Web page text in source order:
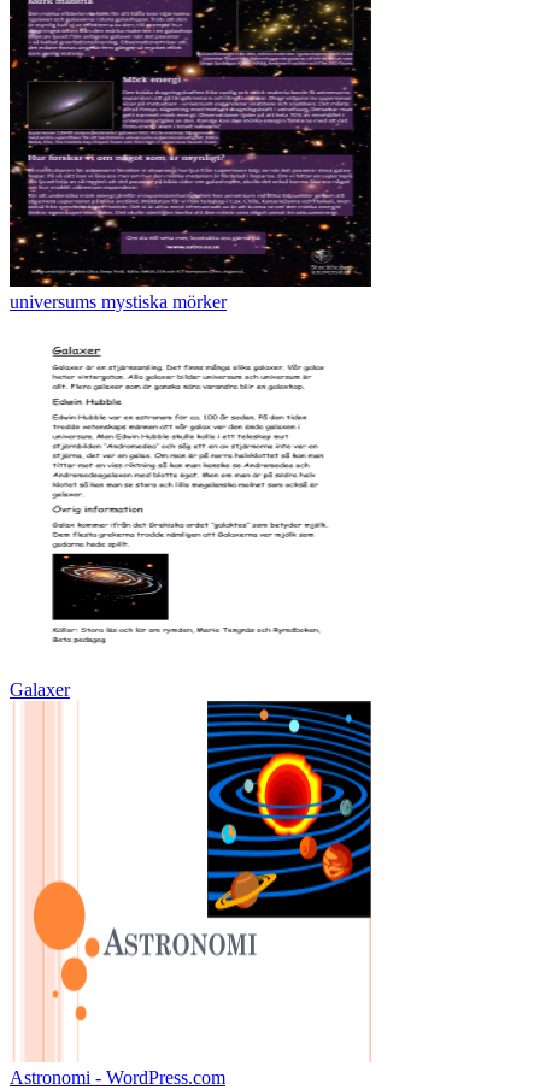
universums mystiska mörker
Galaxer
Astronomi - WordPress.com